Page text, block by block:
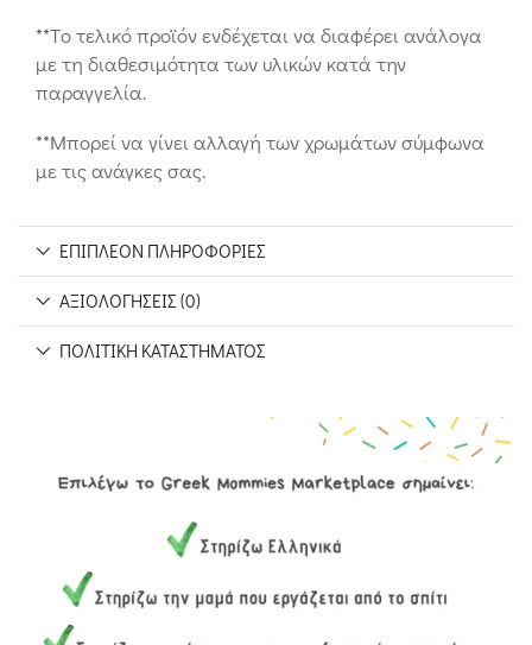
**Tο τελικό προϊόν ενδέχεται να διαφέρει ανάλογα
με τη διαθεσιμότητα των υλικών κατά την
παραγγελία.
**Μπορεί να γίνει αλλαγή των χρωμάτων σύμφωνα
με τις ανάγκες σας.
ΕΠΙΠΛΈΟΝ ΠΛΗΡΟΦΟΡΊΕΣ
ΑΞΙΟΛΟΓΉΣΕΙΣ (0)
ΠΟΛΙΤΙΚΉ ΚΑΤΑΣΤΉΜΑΤΟΣ